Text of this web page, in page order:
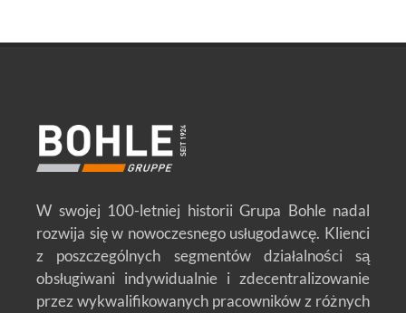
W swojej 100-letniej historii Grupa Bohle nadal
rozwija się w nowoczesnego usługodawcę. Klienci
z poszczególnych segmentów działalności są
obsługiwani indywidualnie i zdecentralizowanie
przez wykwalifikowanych pracowników z różnych